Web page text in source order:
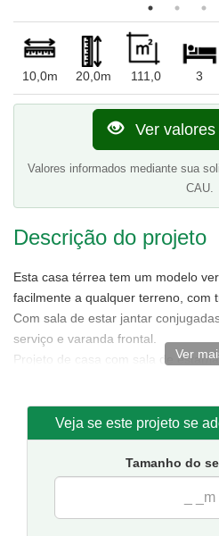
10,0m 20,0m 111,0 3
Ver
Valores informados mediante sua
CAU.
Descrição do projeto
Esta casa térrea tem um modelo
facilmente a qualquer terreno, com
Com sala de estar jantar
serviço e varanda frontal.
Projeto de casa com sala de estar/
Sugestão de terreno para
por 20 metros de fundos.
Ver
Veja se este projeto se
Tamanho do